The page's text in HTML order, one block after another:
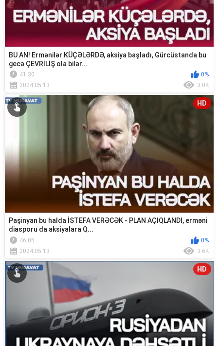
BU AN! Ermənilər KÜÇƏLƏRDƏ, aksiya başladı, Gürcüstanda bu
gecə ÇEVRİLİŞ ola bilər...
41:30
0%
2024.05.13
3.0K
HD
Paşinyan bu halda İSTEFA VERƏCƏK - PLAN AÇIQLANDI, erməni
diasporu da aksiyalara Q...
46:05
0%
2024.05.13
3.6K
HD